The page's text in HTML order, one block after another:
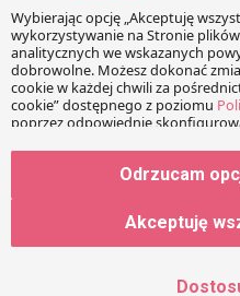
Twój adres e-mail nie
pola są oznaczone*
Wiadomość
Odrzucam
Akceptuję